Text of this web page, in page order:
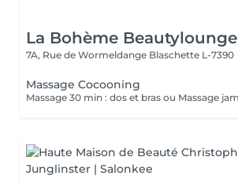
La Bohème Beautylounge
7A, Rue de Wormeldange Blaschette L-7390
Massage Cocooning